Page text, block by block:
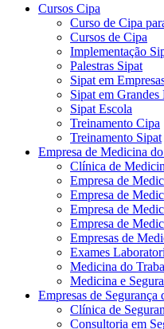
Cursos Cipa
Curso de Cipa
Cursos de Cipa
Implementação
Palestras Sipat
Sipat em
Sipat em Grandes
Sipat Escola
Treinamento Cipa
Treinamento Sipat
Empresa de Medicina
Clínica de
Empresa de
Empresa de
Empresa de
Empresa de
Empresas de
Exames
Medicina do
Medicina e
Empresas de Segurança
Clínica de
Consultoria em